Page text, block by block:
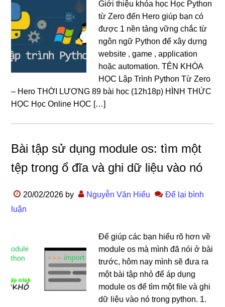
Giới thiệu khóa học Học Python
từ Zero đến Hero giúp bạn có
được 1 nền tảng vững chắc từ
ngôn ngữ Python để xây dựng
website , game , application
hoặc automation. TÊN KHÓA
HỌC Lập Trình Python Từ Zero
– Hero THỜI LƯỢNG 89 bài học (12h18p) HÌNH THỨC
HỌC Học Online HỌC […]
Bài tập sử dụng module os: tìm một
tệp trong ổ đĩa và ghi dữ liệu vào nó
20/02/2026 by Nguyễn Văn Hiếu
Để lại bình
luận
Để giúp các bạn hiểu rõ hơn về
module os mà mình đã nói ở bài
trước, hôm nay mình sẽ đưa ra
một bài tập nhỏ để áp dụng
module os để tìm một file và ghi
dữ liệu vào nó trong python. 1.